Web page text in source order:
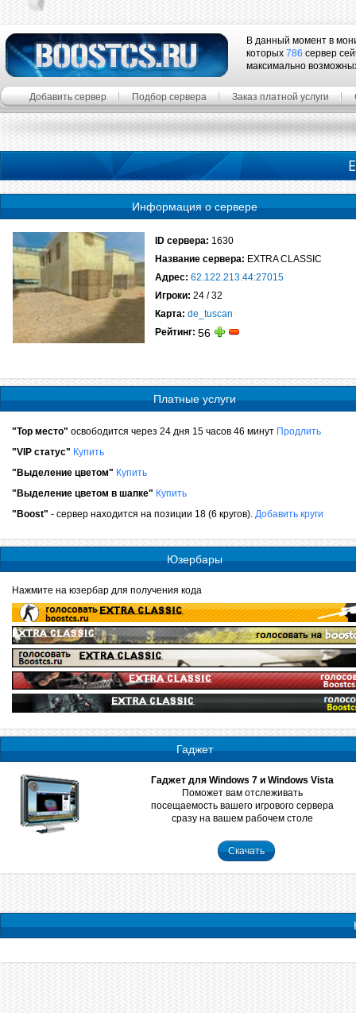
В данный момент в
которых 786 сервер
максимально
Добавить сервер Подбор сервера Заказ платной услуги
Информация о сервере
ID сервера: 1630
Название сервера: EXTRA CLASSIC
Адрес: 62.122.213.44:27015
Игроки: 24 / 32
Карта: de_tuscan
Рейтинг: 56
Платные услуги
"Top место" освободится через 24 дня 15 часов 46 минут Продлить
"VIP статус" Купить
"Выделение цветом" Купить
"Выделение цветом в шапке" Купить
"Boost" - сервер находится на позиции 18 (6 кругов). Добавить круги
Юзербары
Нажмите на юзербар для получения кода
Гаджет
Гаджет для Windows 7 и Windows Vista
Поможет вам отслеживать
посещаемость вашего игрового сервера
сразу на вашем рабочем столе
Скачать